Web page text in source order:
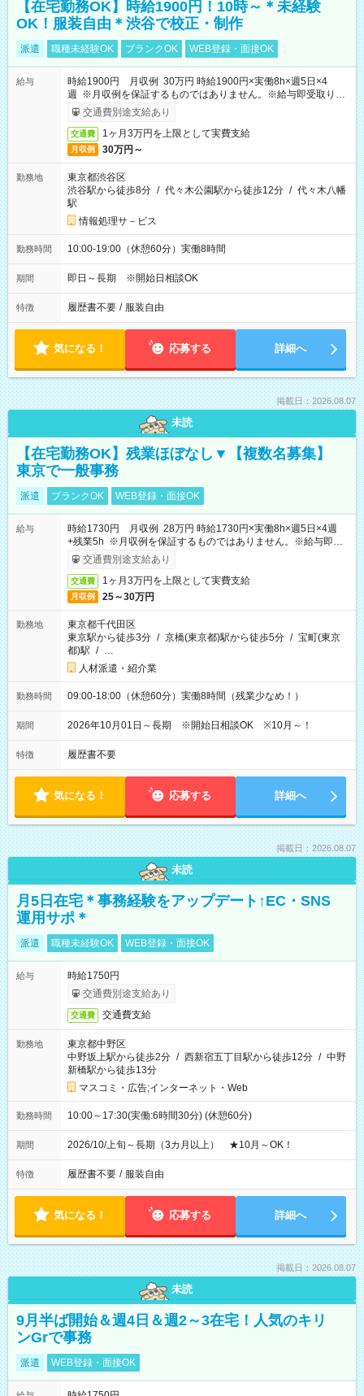
【在宅勤務OK】時給1900円！10時～＊未経験
OK！服装自由＊渋谷で校正・制作
派遣 職種未経験OK ブランクOK WEB登録・面接OK
給与
時給1900円 月収例 30万円 時給1900円×実働8h×週5日×4
週 ※月収例を保証するものではありません。※給与即受取りサ
ービス利用可（利用条件有）
交通費別途支給あり
交通費 1ヶ月3万円を上限として実費支給
月収例 30万円～
勤務地
東京都渋谷区
渋谷駅から徒歩8分 / 代々木公園駅から徒歩12分 / 代々木八幡
駅
情報処理サ－ビス
勤務時間 10:00-19:00（休憩60分）実働8時間
期間 即日～長期 ※開始日相談OK
特徴 履歴書不要 / 服装自由
気になる！ 応募する 詳細へ
掲載日：2026.08.07
未読
【在宅勤務OK】残業ほぼなし▼【複数名募集】
東京で一般事務
派遣 ブランクOK WEB登録・面接OK
給与
時給1730円 月収例 28万円 時給1730円×実働8h×週5日×4週
+残業5h ※月収例を保証するものではありません。※給与即受
取りサービス利用可（利用条件有）
交通費別途支給あり
交通費 1ヶ月3万円を上限として実費支給
月収例 25～30万円
勤務地
東京都千代田区
東京駅から徒歩3分 / 京橋(東京都)駅から徒歩5分 / 宝町(東京
都)駅 / …
人材派遣・紹介業
勤務時間 09:00-18:00（休憩60分）実働8時間（残業少なめ！）
期間 2026年10月01日～長期 ※開始日相談OK ※10月～！
特徴 履歴書不要
気になる！ 応募する 詳細へ
掲載日：2026.08.07
未読
月5日在宅＊事務経験をアップデート↑EC・SNS
運用サポ＊
派遣 職種未経験OK WEB登録・面接OK
給与
時給1750円
交通費別途支給あり
交通費 交通費支給
勤務地
東京都中野区
中野坂上駅から徒歩2分 / 西新宿五丁目駅から徒歩12分 / 中野
新橋駅から徒歩13分
マスコミ・広告;インターネット・Web
勤務時間 10:00～17:30(実働:6時間30分) (休憩60分)
期間 2026/10/上旬～長期（3カ月以上） ★10月～OK！
特徴 履歴書不要 / 服装自由
気になる！ 応募する 詳細へ
掲載日：2026.08.07
未読
9月半ば開始＆週4日＆週2～3在宅！人気のキリ
ンGrで事務
派遣 WEB登録・面接OK